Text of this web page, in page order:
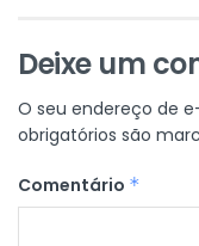
Deixe um
O seu endereço de
obrigatórios são
Comentário *